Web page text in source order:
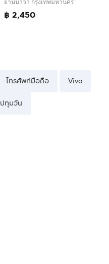
ยานนาวา กรุงเทพมหานคร
฿ 2,450
โทรศัพท์มือถือ Vivo
ปทุมวัน